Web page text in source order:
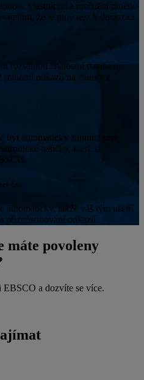
vlastnictví a umístění plného
že je plný text k dispozici.
rozsáhlou znalostní databází,
milionů odkazů na články z
být automaticky zapnuta pro
balíčky, které si
čas
automaticky, takže váš tým ušetří
přizpůsobování odkazů.
máte povoleny
EBSCO a dozvíte se více.